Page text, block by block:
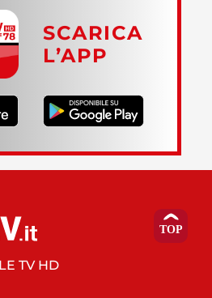
SCARICA
L’APP
TV HD